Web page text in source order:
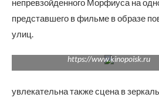
непревзойденного Морфиуса на
представшего в фильме в образе
улиц.
https://www.kinopoisk.ru
увлекательна также сцена в